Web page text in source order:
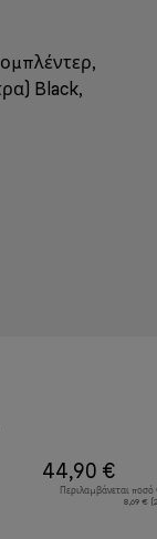
44,90 €
Περιλαμβάνεται
8,69 €